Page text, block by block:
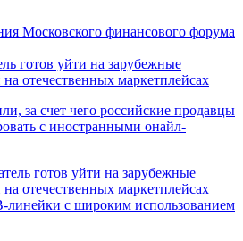
готов уйти на зарубежные
отечественных маркетплейсах
за счет чего российские продавцы
с иностранными онайл-
линейки с широким использованием